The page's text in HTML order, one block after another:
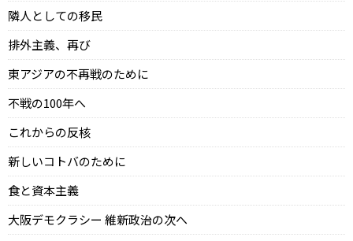
隣人としての移民
排外主義、再び
東アジアの不再戦のために
不戦の100年へ
これからの反核
新しいコトバのために
食と資本主義
大阪デモクラシー 維新政治の次へ